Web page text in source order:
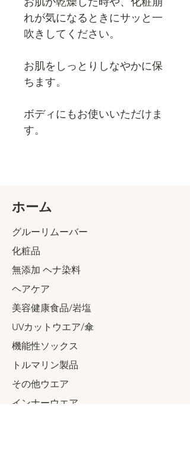
れが気になるときにサッと一
吹きしてください。
お肌をしっとりしなやかに保
ちます。
ボディにもお使いいただけま
す。
​ホーム
グルーリムーバー
化粧品
無添加 ヘナ染料
ヘアケア
美容健康食品/岩塩
UVカットウエア/傘
機能性ソックス
トルマリン製品
その他ウエア
インナーウエア